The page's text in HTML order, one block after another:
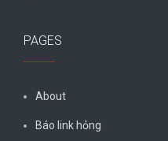
PAGES
About
Báo link hỏng